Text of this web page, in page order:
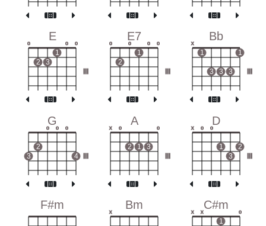
E
o
2 3
1
o o
E7
o
2
o
1
o o
Bb
x
1
3 3 3
1
G
3
2
o o o
4
A
x o
2 1 3
o
D
x o o
1
3
2
F#m Bm
x
C#m
x x
1
o